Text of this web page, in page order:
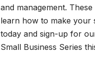
and management.
learn how to make your
today and sign-up for
Small Business Series